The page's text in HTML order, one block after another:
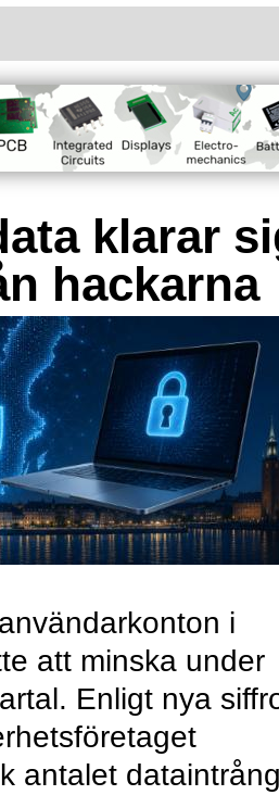
klarar
hackarna
i
att minska under
Enligt nya
antalet